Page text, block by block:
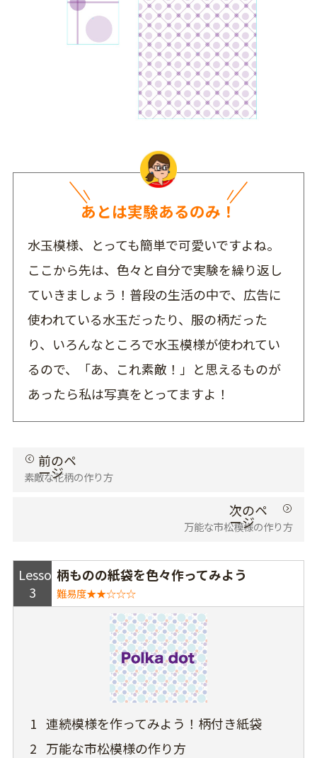
あとは実験あるのみ！
水玉模様、とっても簡単で可愛いですよね。
ここから先は、色々と自分で実験を繰り返し
ていきましょう！普段の生活の中で、広告に
使われている水玉だったり、服の柄だった
り、いろんなところで水玉模様が使われてい
るので、「あ、これ素敵！」と思えるものが
あったら私は写真をとってますよ！
素敵な花柄の作り方
万能な市松模様の作り方
Lesson
3
柄ものの紙袋を色々作ってみよう
難易度★★☆☆☆
1 連続模様を作ってみよう！柄付き紙袋
2 万能な市松模様の作り方